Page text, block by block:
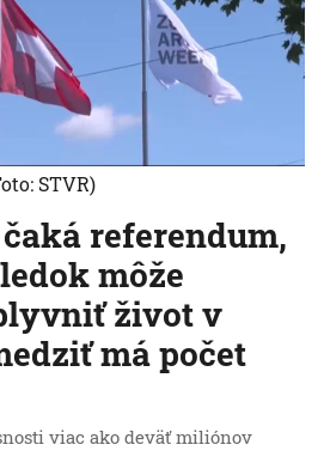
referendum,
môže
život v
má počet
viac ako deväť miliónov
STVR)